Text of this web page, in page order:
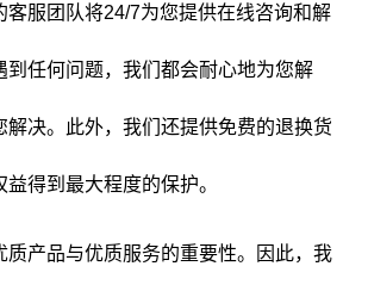
客服团队将24/7为您提供在线咨询和解
到任何问题，我们都会耐心地为您解
解决。此外，我们还提供免费的退换货
得到最大程度的保护。
质产品与优质服务的重要性。因此，我